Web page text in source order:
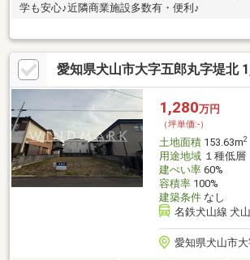
学も安心♪近隣商業施設多数有・便利♪
愛知県犬山市大字五郎丸字堤北
1,280万円
（坪単価:-）
土地面積153.63m2
用途地域１種低層
建ぺい率60%
容積率100%
建築条件なし
名鉄犬山線 犬
愛知県犬山市